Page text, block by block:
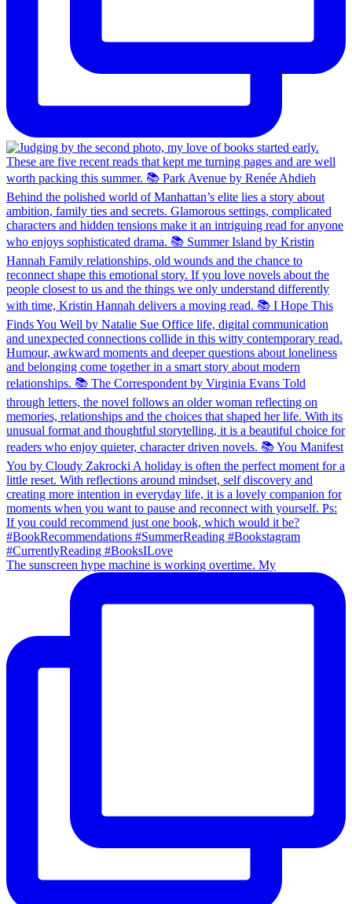
The sunscreen hype machine is working overtime. My